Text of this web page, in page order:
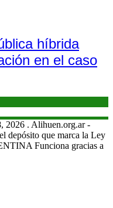
híbrida
en el caso
2026 . Alihuen.org.ar -
depósito que marca la Ley
Funciona gracias a